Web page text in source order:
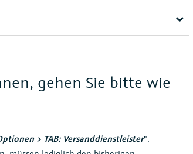
gehen Sie bitte wie
> TAB: Versanddienstleister".